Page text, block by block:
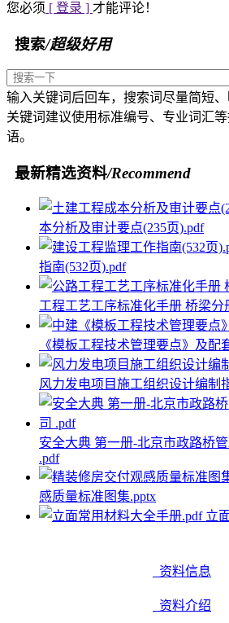
您必须 [ 登录 ] 才能评论！
搜索/超级好用
输入关键词后回车，搜索词尽量简短、
关键词建议使用标准编号、专业词汇
语。
最新精选资料/Recommend
本分析及审计要点(235页).pdf
指南(532页).pdf
工程工艺工序标准化手册 桥梁分
《模板工程技术管理要点》及配
风力发电项目施工组织设计编制
安全大典 第一册-北京市政路桥
.pdf
感质量标准图集.pptx
立
资料信息
资料介绍